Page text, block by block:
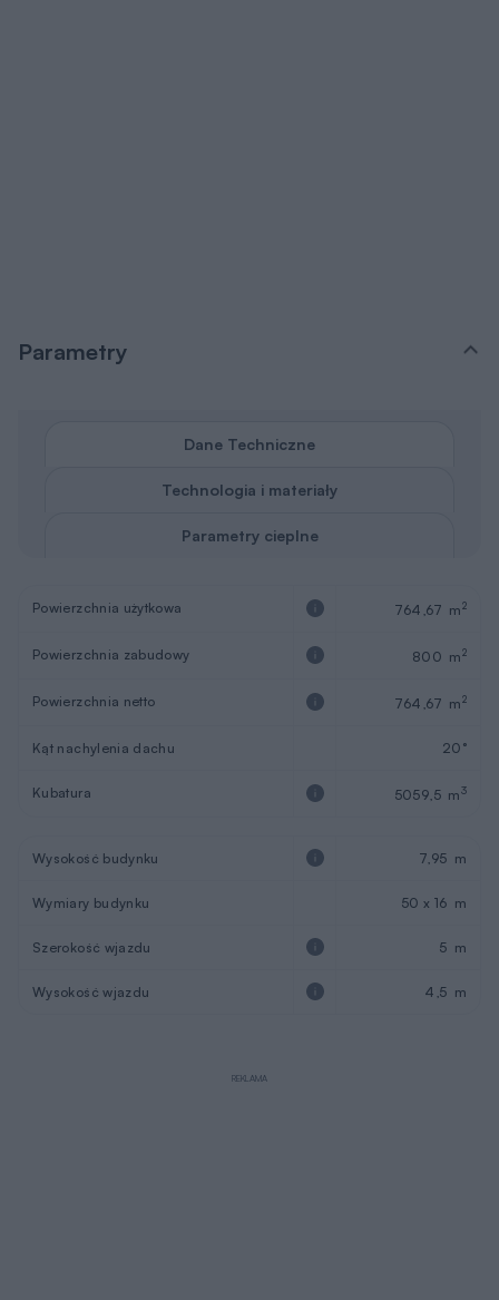
Parametry
Dane Techniczne
Technologia i materiały
Parametry cieplne
Powierzchnia użytkowa 764,67 m2
Powierzchnia zabudowy 800 m2
Powierzchnia netto 764,67 m2
Kąt nachylenia dachu 20°
Kubatura 5059,5 m3
Wysokość budynku 7,95 m
Wymiary budynku 50 x 16 m
Szerokość wjazdu 5 m
Wysokość wjazdu 4,5 m
REKLAMA